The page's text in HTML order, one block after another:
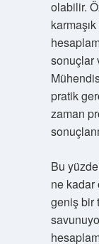
olabilir.
sonuçlar
pratik
zaman
Bu
ne
geniş bir